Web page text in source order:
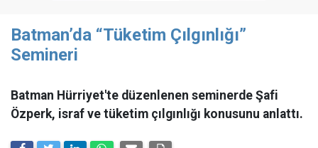
Batman’da “Tüketim Çılgınlığı”
Semineri
Batman Hürriyet'te düzenlenen seminerde Şafi
Özperk, israf ve tüketim çılgınlığı konusunu anlattı.